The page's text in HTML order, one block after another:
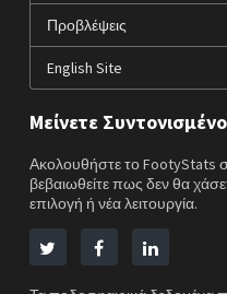
Προβλέψεις
English Site
Μείνετε
Ακολουθήστε το FootyStats
βεβαιωθείτε πως δεν θα
επιλογή ή νέα λειτουργία.